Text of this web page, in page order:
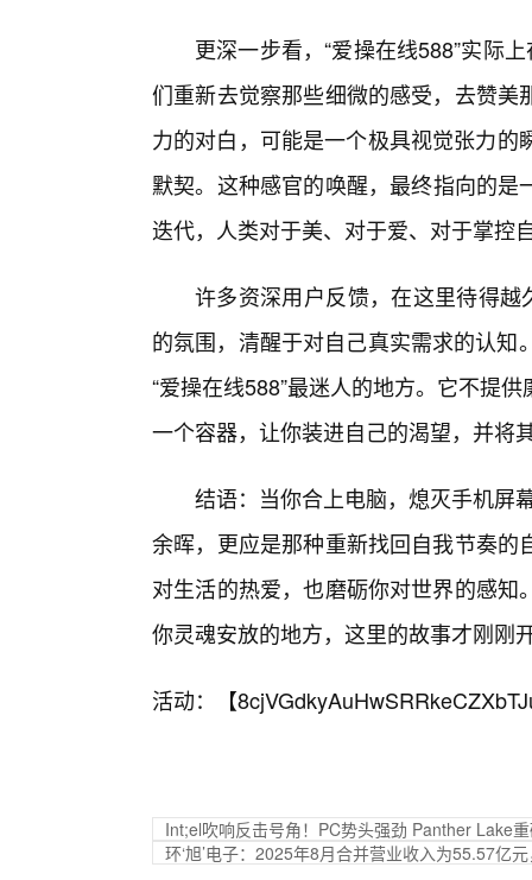
更深一步看，“爱操在线588”实际
们重新去觉察那些细微的感受，去赞
力的对白，可能是一个极具视觉张力
默契。这种感官的唤醒，最终指向的
迭代，人类对于美、对于爱、对于掌控
许多资深用户反馈，在这里待得越
的氛围，清醒于对自己真实需求的认
“爱操在线588”最迷人的地方。它不提
一个容器，让你装进自己的渴望，并将
结语：当你合上电脑，熄灭手机屏
余晖，更应是那种重新找回自我节奏
对生活的热爱，也磨砺你对世界的感
你灵魂安放的地方，这里的故事才刚刚
活动：【
Int;el吹响反击号角！PC势头强劲 Panther Lake
环‘旭’电子：2025年8月合并营业收入为55.57亿